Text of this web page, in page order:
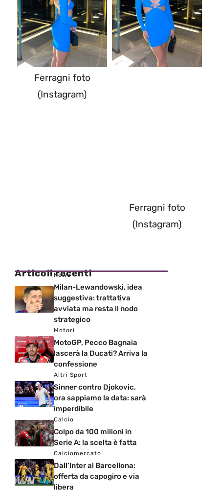
Ferragni foto
(Instagram)
Ferragni foto
(Instagram)
Articoli recenti
News
Milan-Lewandowski, idea
suggestiva: trattativa
avviata ma resta il nodo
strategico
Motori
MotoGP, Pecco Bagnaia
lascerà la Ducati? Arriva la
confessione
Altri Sport
Sinner contro Djokovic,
ora sappiamo la data: sarà
imperdibile
Calcio
Colpo da 100 milioni in
Serie A: la scelta è fatta
Calciomercato
Dall’Inter al Barcellona:
offerta da capogiro e via
libera